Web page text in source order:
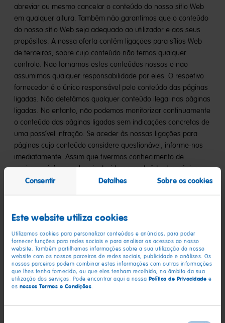
Consentir Detalhes Sobre os cookies
Este website utiliza cookies
Utilizamos cookies para personalizar conteúdos e anúncios, para poder
fornecer funções para redes sociais e para analisar os acessos ao nosso
website. Também partilhamos informações sobre a sua utilização do nosso
website com os nossos parceiros de redes sociais, publicidade e análises. Os
nossos parceiros podem combinar estas informações com outras informações
que lhes tenha fornecido, ou que eles tenham recolhido, no âmbito da sua
utilização dos serviços. Pode encontrar aqui a nossa Política de Privacidade e
os nossos Termos e Condições.
abreviar ou mesmo cancelar o conteúdo do nosso sítio Web
em qualquer altura. Também não garantimos que o conteúdo
do nosso sítio Web seja adequado ao utilizador e aos seus
propósitos. A nossa oferta contém ligações para sítios Web
de terceiros, sobre cujo conteúdo não temos qualquer
controlo. Não tornamos estes conteúdos nossos e não
assumimos qualquer responsabilidade por eles. O respetivo
fornecedor é o único responsável pelo conteúdo das páginas
ligadas. Não detetámos qualquer conteúdo ilegal nas páginas
ligadas. No entanto, não podemos monitorizar continuamente
o conteúdo das páginas ligadas sem indicações concretas de
uma possível infração. Se aceder às nossas ligações para
páginas cujo conteúdo considere questionável, informe-nos
imediatamente. Assim que tivermos conhecimento de
quaisquer infrações legais devido ao conteúdo das páginas
ligadas, removeremos imediatamente estas ligações. Esta
§ 2 Referências técnicas
Podem ocorrer erros durante a digitalização dos dados.
Podem haver diferenças na apresentação dos conteúdos
devido à utilização de diferentes browsers de Internet ou à
configuração individual do software.
§ 3 Área de acesso